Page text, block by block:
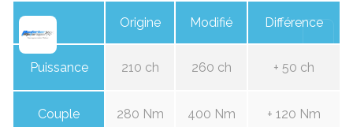
Origine Modifié Différence
Puissance 210 ch 260 ch + 50 ch
Couple 280 Nm 400 Nm + 120 Nm